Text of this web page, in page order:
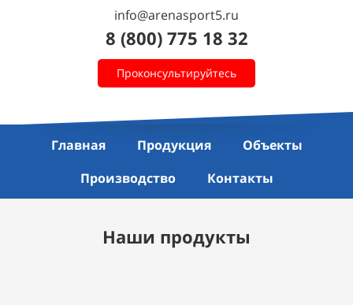
info@arenasport5.ru
8 (800) 775 18 32
Проконсультируйтесь
Главная Продукция
Объекты
Производство
Контакты
Наши продукты